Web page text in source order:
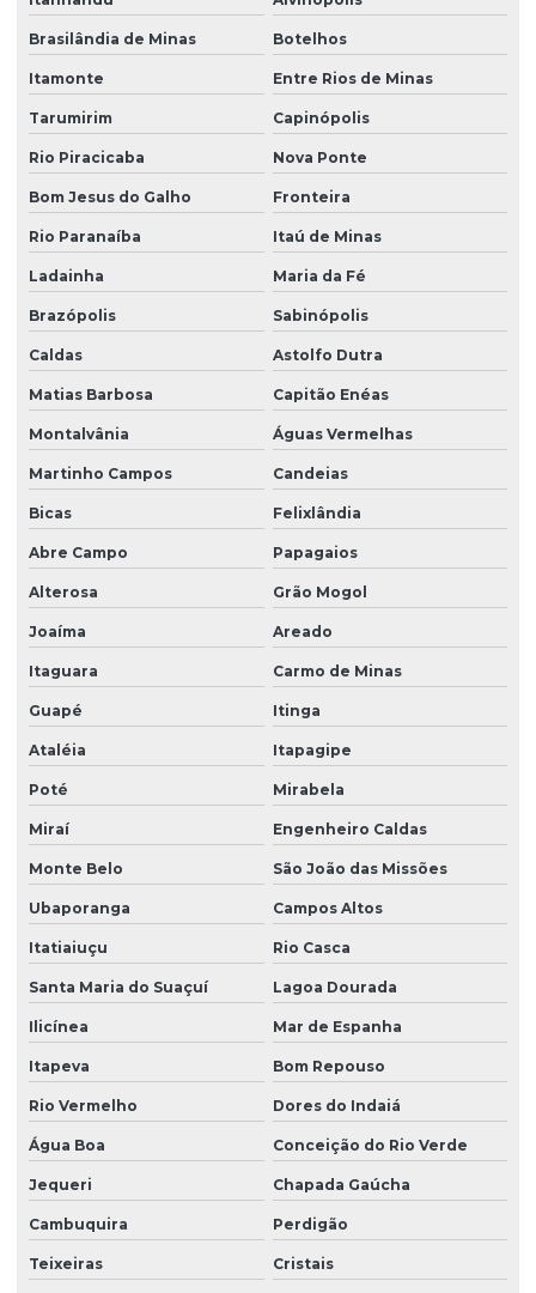
Brasilândia de Minas Botelhos
Itamonte Entre Rios de Minas
Tarumirim Capinópolis
Rio Piracicaba Nova Ponte
Bom Jesus do Galho Fronteira
Rio Paranaíba Itaú de Minas
Ladainha Maria da Fé
Brazópolis Sabinópolis
Caldas Astolfo Dutra
Matias Barbosa Capitão Enéas
Montalvânia Águas Vermelhas
Martinho Campos Candeias
Bicas Felixlândia
Abre Campo Papagaios
Alterosa Grão Mogol
Joaíma Areado
Itaguara Carmo de Minas
Guapé Itinga
Ataléia Itapagipe
Poté Mirabela
Miraí Engenheiro Caldas
Monte Belo São João das Missões
Ubaporanga Campos Altos
Itatiaiuçu Rio Casca
Santa Maria do Suaçuí Lagoa Dourada
Ilicínea Mar de Espanha
Itapeva Bom Repouso
Rio Vermelho Dores do Indaiá
Água Boa Conceição do Rio Verde
Jequeri Chapada Gaúcha
Cambuquira Perdigão
Teixeiras Cristais